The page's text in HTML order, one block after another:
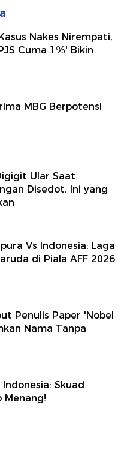
Nakes Nirempati,
Cuma 1%' Bikin
MBG Berpotensi
Ular Saat
Disedot, Ini yang
Vs Indonesia: Laga
di Piala AFF 2026
Penulis Paper 'Nobel
Nama Tanpa
Skuad
Menang!